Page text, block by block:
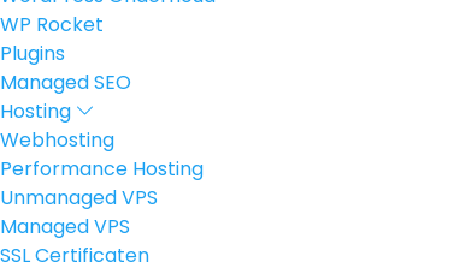
WP Rocket
Plugins
Managed SEO
Hosting
Webhosting
Performance Hosting
Unmanaged VPS
Managed VPS
SSL Certificaten